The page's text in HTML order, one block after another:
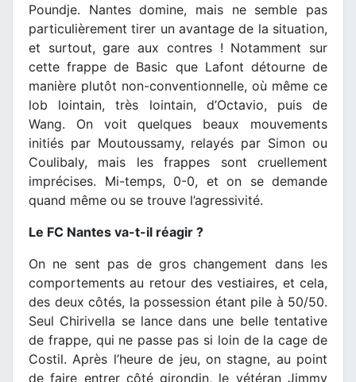
Poundje. Nantes domine, mais ne semble pas
particulièrement tirer un avantage de la situation,
et surtout, gare aux contres ! Notamment sur
cette frappe de Basic que Lafont détourne de
manière plutôt non-conventionnelle, où même ce
lob lointain, très lointain, d’Octavio, puis de
Wang. On voit quelques beaux mouvements
initiés par Moutoussamy, relayés par Simon ou
Coulibaly, mais les frappes sont cruellement
imprécises. Mi-temps, 0-0, et on se demande
quand même ou se trouve l’agressivité.
Le FC Nantes va-t-il réagir ?
On ne sent pas de gros changement dans les
comportements au retour des vestiaires, et cela,
des deux côtés, la possession étant pile à 50/50.
Seul Chirivella se lance dans une belle tentative
de frappe, qui ne passe pas si loin de la cage de
Costil. Après l’heure de jeu, on stagne, au point
de faire entrer côté girondin, le vétéran Jimmy